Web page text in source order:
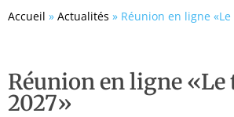
Accueil » Actualités » Réunion en ligne
Réunion en ligne «Le
2027»